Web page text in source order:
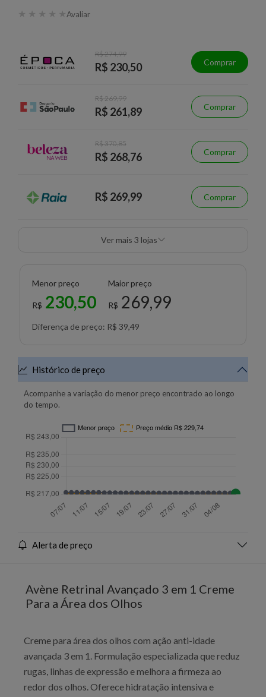
★ ★ ★ ★ ★Avaliar
R$ 274,99
R$ 230,50 Comprar
R$ 269,99
R$ 261,89 Comprar
R$ 370,85
R$ 268,76 Comprar
R$ 269,99 Comprar
Ver mais 3 lojas
Menor preço
R$ 230,50
Maior preço
R$ 269,99
Diferença de preço: R$ 39,49
Histórico de preço
Acompanhe a variação do menor preço encontrado ao longo
do tempo.
Alerta de preço
Avène Retrinal Avançado 3 em 1 Creme
Para a Área dos Olhos
Creme para área dos olhos com ação anti-idade
avançada 3 em 1. Formulação especializada que reduz
rugas, linhas de expressão e melhora a firmeza ao
redor dos olhos. Oferece hidratação intensiva e